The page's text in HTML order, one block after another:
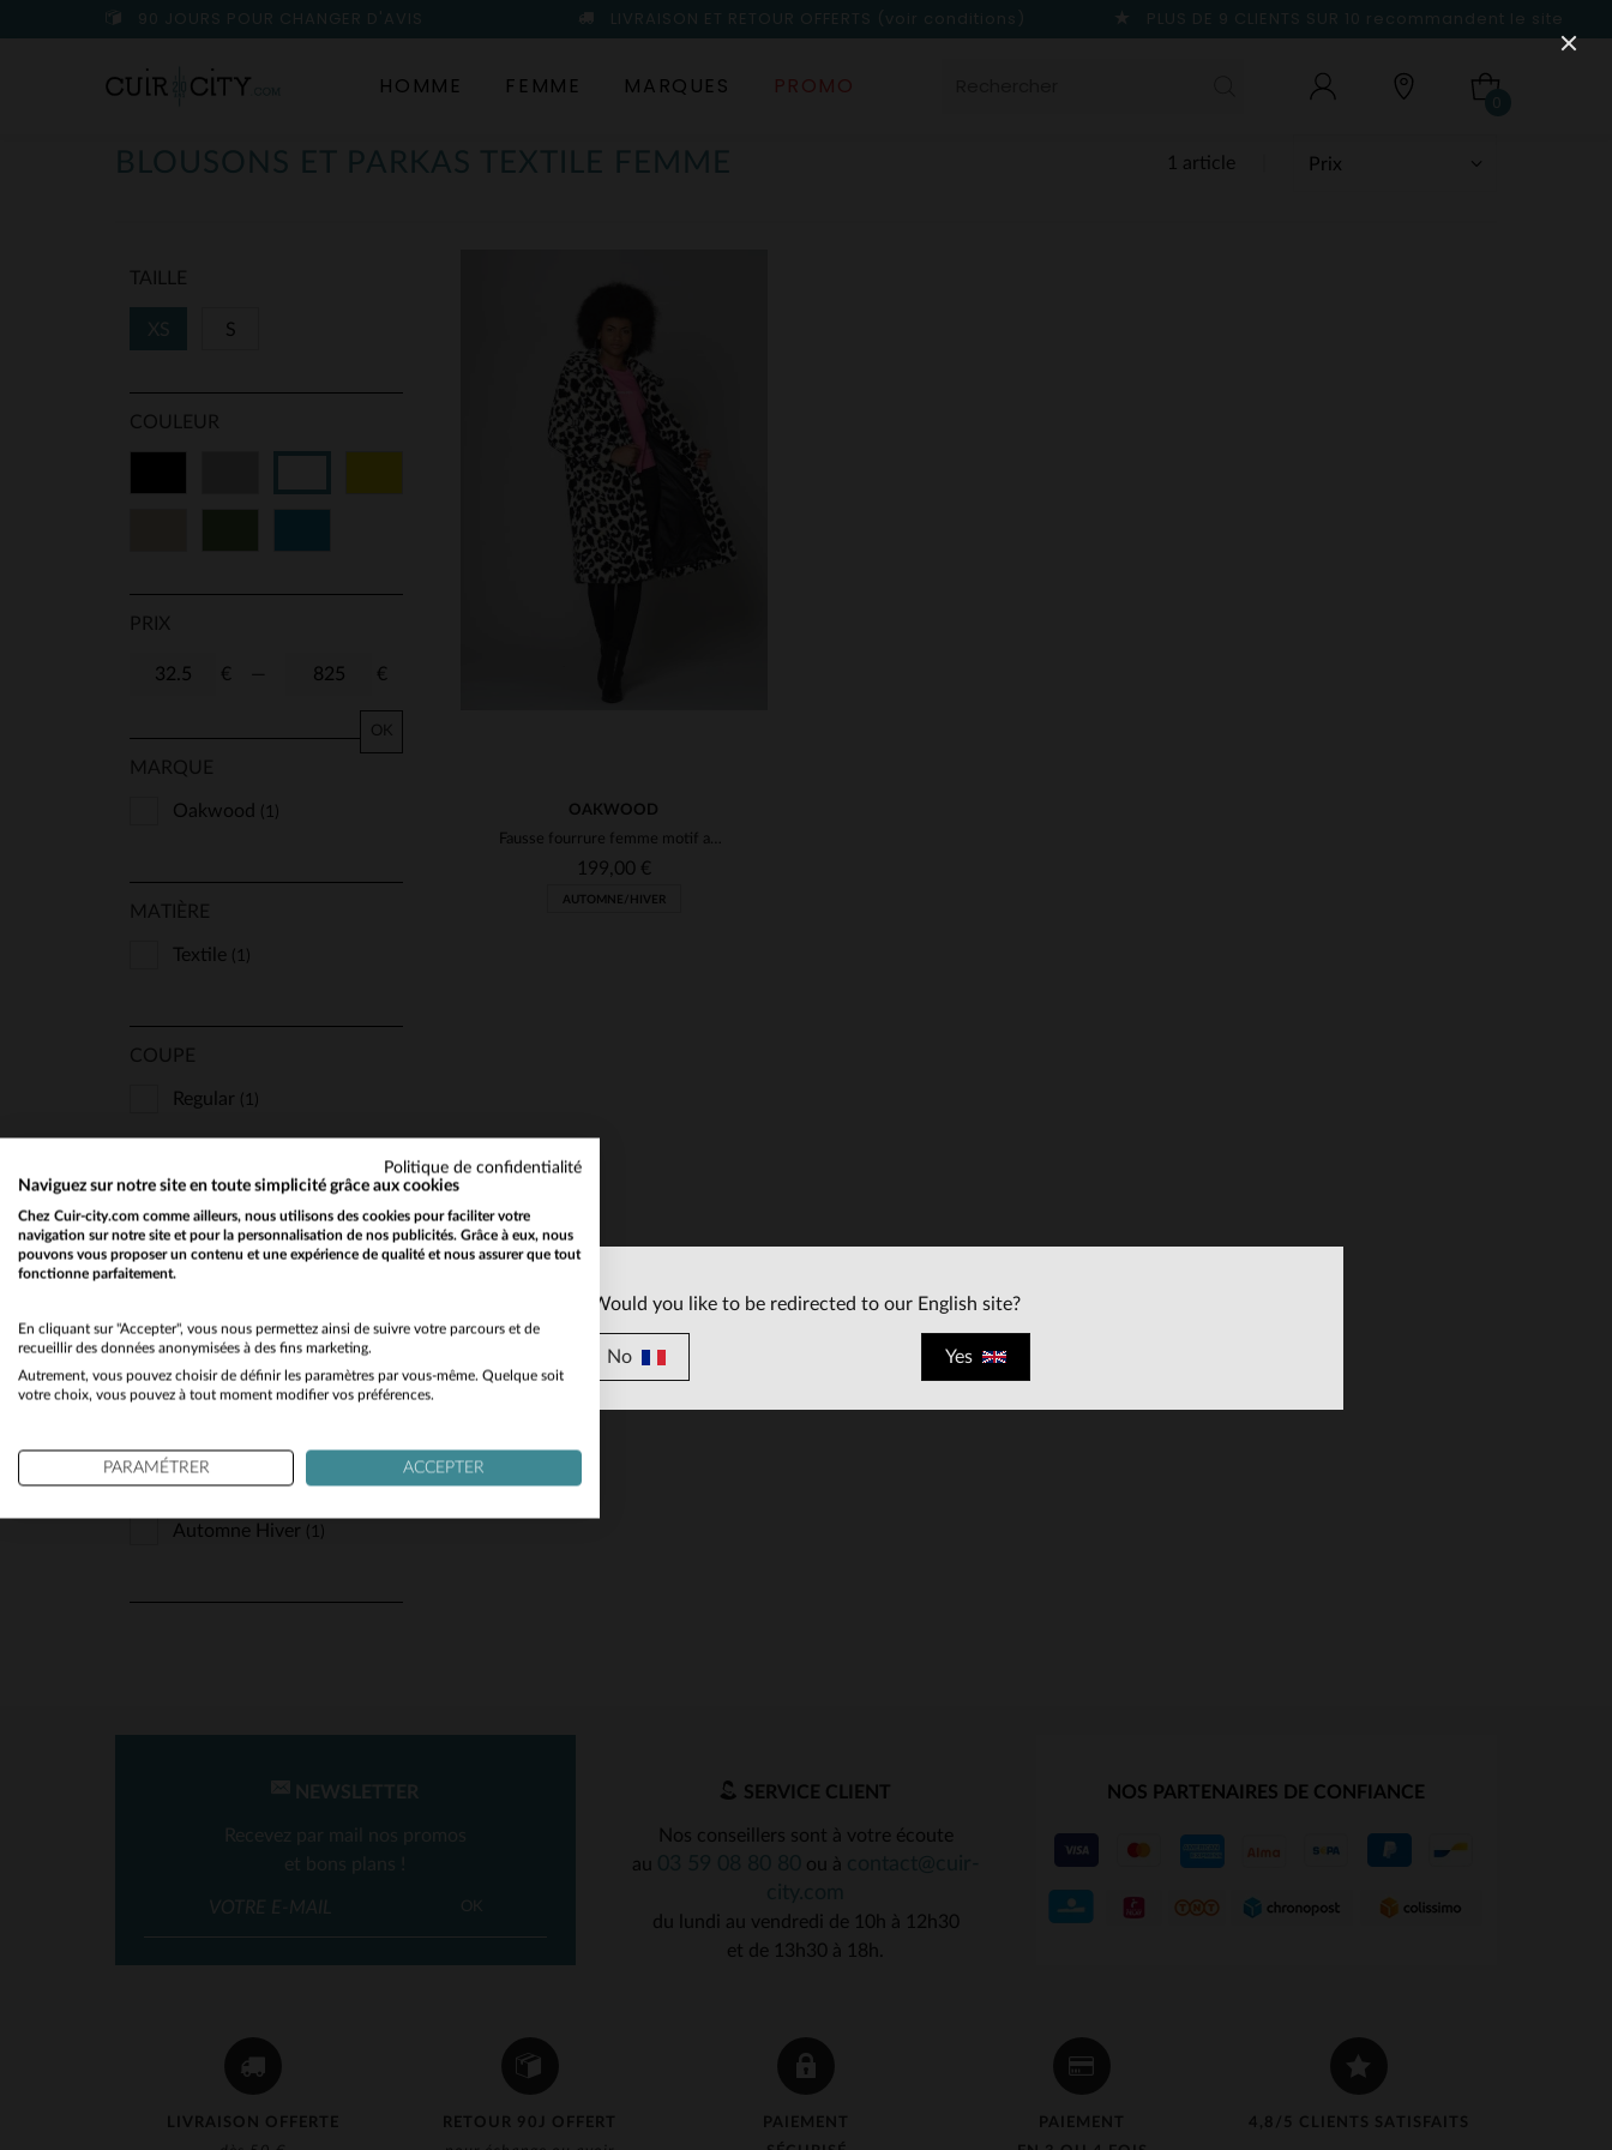
90 JOURS POUR CHANGER D'AVIS LIVRAISON ET RETOUR OFFERTS (voir conditions) PLUS DE 9 CLIENTS SUR 10 recommandent le site
HOMME FEMME MARQUES PROMO
0
1 article
BLOUSONS ET PARKAS TEXTILE FEMME
TAILLE
XS S
COULEUR
PRIX
€ €
OK
MARQUE
Oakwood (1)
MATIÈRE
Textile (1)
COUPE
Regular (1)
Mi-Longues(1)
STYLE
Chic Et Classe(1)
SAISON
Automne Hiver (1)
TAILLES DISPONIBLES
S
OAKWOOD
Fausse fourrure femme motif animal
199,00 €
AUTOMNE/HIVER
LIVRAISON OFFERTE
RETOUR 90J OFFERT
PAIEMENT
PAIEMENT
4,8/5 CLIENTS SATISFAITS
NEWSLETTER
Recevez par mail nos promos
et bons plans !
OK
SERVICE CLIENT
Nos conseillers sont à votre écoute
au
ou à
du lundi au vendredi de 10h à 12h30
et de 13h30 à 18h.
NOS PARTENAIRES DE CONFIANCE
Would you like to be redirected to our English site?
No Yes
Politique de confidentialité
Naviguez sur notre site en toute simplicité grâce aux cookies
Chez Cuir-city.com comme ailleurs, nous utilisons des cookies pour faciliter votre
navigation sur notre site et pour la personnalisation de nos publicités. Grâce à eux, nous
pouvons vous proposer un contenu et une expérience de qualité et nous assurer que tout
fonctionne parfaitement.
En cliquant sur "Accepter", vous nous permettez ainsi de suivre votre parcours et de
recueillir des données anonymisées à des fins marketing.
Autrement, vous pouvez choisir de définir les paramètres par vous-même. Quelque soit
votre choix, vous pouvez à tout moment modifier vos préférences.
PARAMÉTRER ACCEPTER